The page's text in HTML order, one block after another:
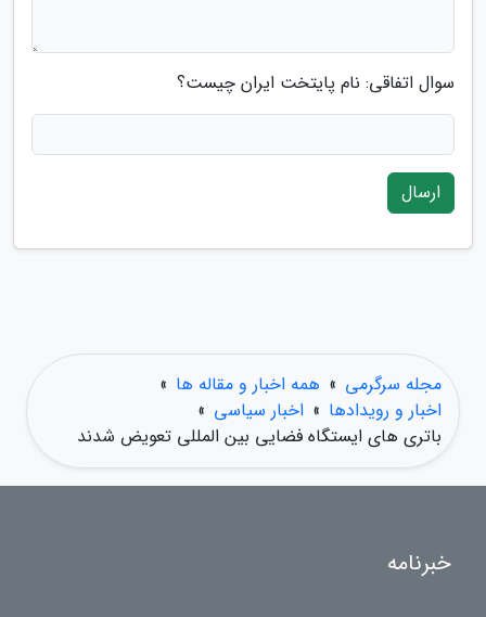
سوال اتفاقی: نام پایتخت ایران چیست؟
ارسال
مجله سرگرمی » همه اخبار و مقاله ها »
اخبار و رویدادها » اخبار سیاسی »
باتری های ایستگاه فضایی بین المللی تعویض شدند
خبرنامه